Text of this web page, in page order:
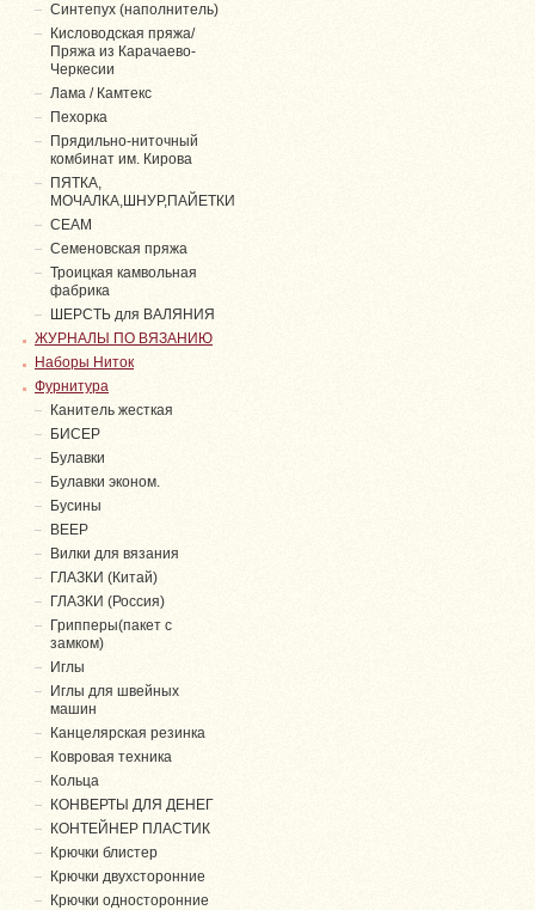
Синтепух (наполнитель)
Кисловодская пряжа/
Пряжа из Карачаево-
Черкесии
Лама / Камтекс
Пехорка
Прядильно-ниточный
комбинат им. Кирова
ПЯТКА,
МОЧАЛКА,ШНУР,ПАЙЕТКИ
СЕАМ
Семеновская пряжа
Троицкая камвольная
фабрика
ШЕРСТЬ для ВАЛЯНИЯ
ЖУРНАЛЫ ПО ВЯЗАНИЮ
Наборы Ниток
Фурнитура
Канитель жесткая
БИСЕР
Булавки
Булавки эконом.
Бусины
ВЕЕР
Вилки для вязания
ГЛАЗКИ (Китай)
ГЛАЗКИ (Россия)
Грипперы(пакет с
замком)
Иглы
Иглы для швейных
машин
Канцелярская резинка
Ковровая техника
Кольца
КОНВЕРТЫ ДЛЯ ДЕНЕГ
КОНТЕЙНЕР ПЛАСТИК
Крючки блистер
Крючки двухсторонние
Крючки односторонние